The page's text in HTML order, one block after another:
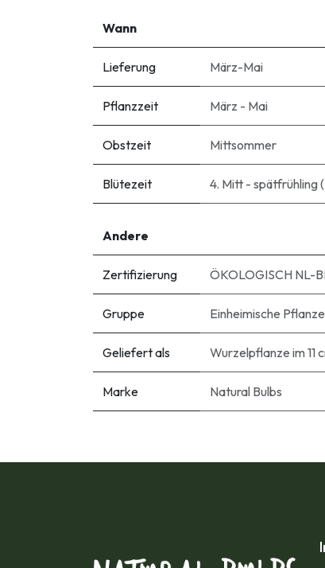
Wann
Lieferung März-Mai
Pflanzzeit März - Mai
Obstzeit Mittsommer
Blütezeit 4. Mitt - spätfrühling
Andere
Zertifizierung ÖKOLOGISCH NL-
Gruppe Einheimische
Geliefert als Wurzelpflanze im 11
Marke Natural Bulbs